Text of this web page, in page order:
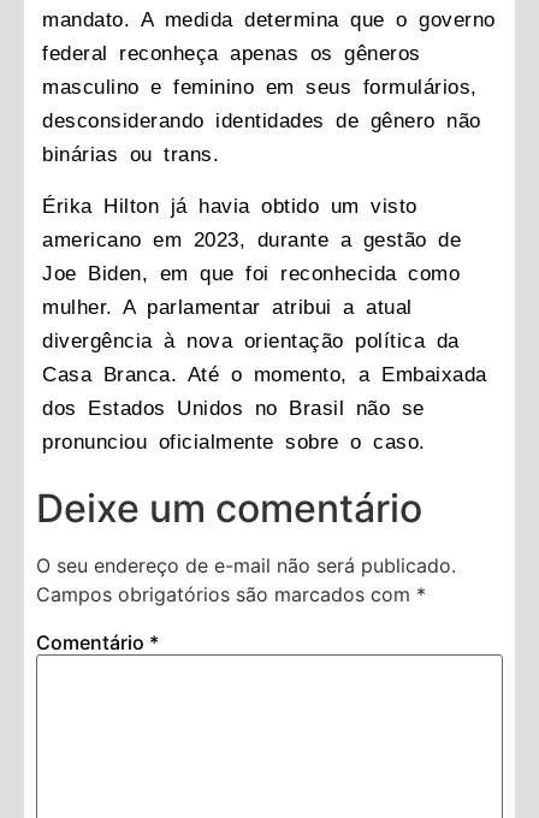
mandato. A medida determina que o governo
federal reconheça apenas os gêneros
masculino e feminino em seus formulários,
desconsiderando identidades de gênero não
binárias ou trans.
Érika Hilton já havia obtido um visto
americano em 2023, durante a gestão de
Joe Biden, em que foi reconhecida como
mulher. A parlamentar atribui a atual
divergência à nova orientação política da
Casa Branca. Até o momento, a Embaixada
dos Estados Unidos no Brasil não se
pronunciou oficialmente sobre o caso.
Deixe um comentário
O seu endereço de e-mail não será publicado.
Campos obrigatórios são marcados com *
Comentário *